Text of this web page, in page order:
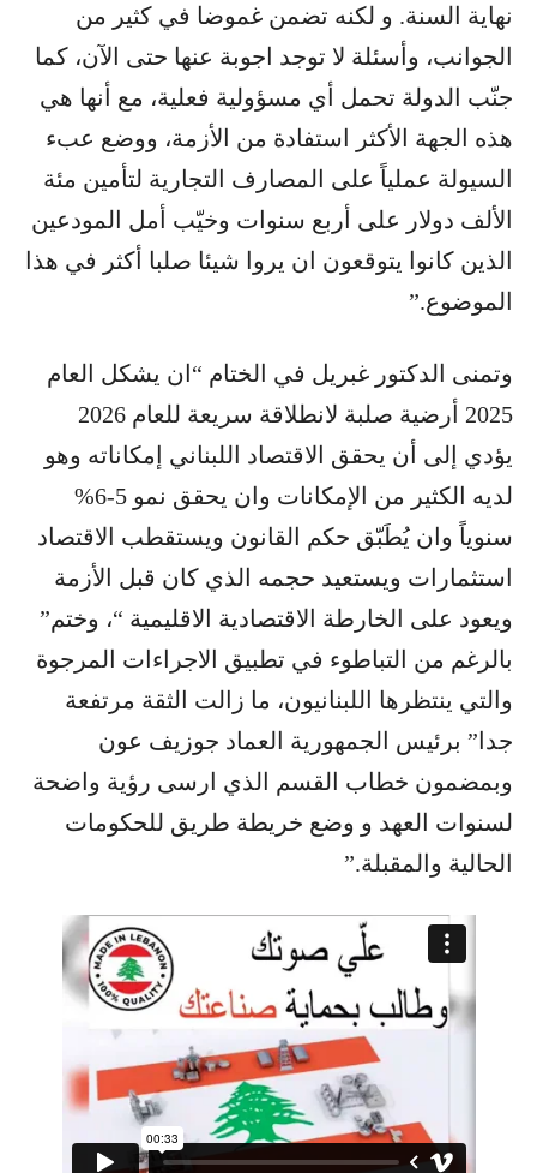
نهاية السنة. و لكنه تضمن غموضا في كثير من
الجوانب، وأسئلة لا توجد اجوبة عنها حتى الآن، كما
جنّب الدولة تحمل أي مسؤولية فعلية، مع أنها هي
هذه الجهة الأكثر استفادة من الأزمة، ووضع عبء
السيولة عملياً على المصارف التجارية لتأمين مئة
الألف دولار على أربع سنوات وخيّب أمل المودعين
الذين كانوا يتوقعون ان يروا شيئا صلبا أكثر في هذا
الموضوع.”
وتمنى الدكتور غبريل في الختام “ان يشكل العام
2025 أرضية صلبة لانطلاقة سريعة للعام 2026
يؤدي إلى أن يحقق الاقتصاد اللبناني إمكاناته وهو
لديه الكثير من الإمكانات وان يحقق نمو 5-6%
سنوياً وان يُطَبّق حكم القانون ويستقطب الاقتصاد
استثمارات ويستعيد حجمه الذي كان قبل الأزمة
ويعود على الخارطة الاقتصادية الاقليمية “، وختم”
بالرغم من التباطوء في تطبيق الاجراءات المرجوة
والتي ينتظرها اللبنانيون، ما زالت الثقة مرتفعة
جدا” برئيس الجمهورية العماد جوزيف عون
وبمضمون خطاب القسم الذي ارسى رؤية واضحة
لسنوات العهد و وضع خريطة طريق للحكومات
الحالية والمقبلة.”